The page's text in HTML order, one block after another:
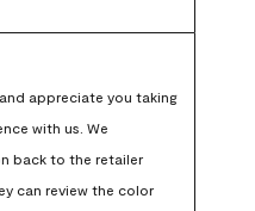
appreciate you taking
with us. We
back to the retailer
can review the color